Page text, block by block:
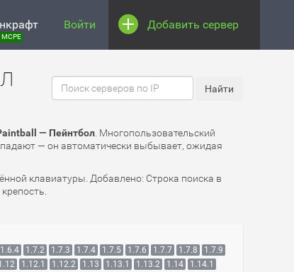
MCPE
Войти Добавить сервер
— Пейнтбол . Многопользовательский
— он автоматически выбывает, ожидая
клавиатуры. Добавлено: Строка поиска в
1.6.4 1.7.2 1.7.3 1.7.4 1.7.5 1.7.6 1.7.7 1.7.8
1.7.9
1.12.1 1.12.2 1.13 1.13.1 1.13.2 1.14
1.14.1